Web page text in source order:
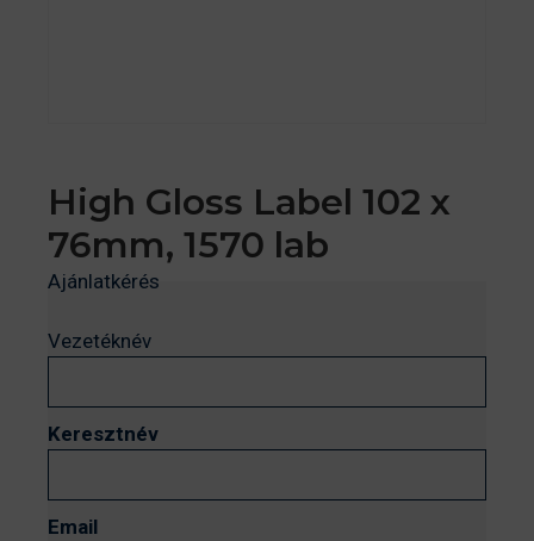
High Gloss Label 102 x
76mm, 1570 lab
Ajánlatkérés
Vezetéknév
Keresztnév
Email